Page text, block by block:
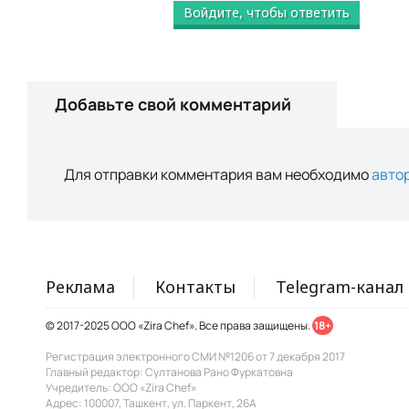
Войдите, чтобы ответить
Добавьте свой комментарий
Для отправки комментария вам необходимо
Реклама Контакты Telegram-канал
© 2017-2025 ООО «Zira Chef». Все права защищены. 18+
Регистрация электронного СМИ №1206 от 7 декабря 2017
Главный редактор: Султанова Рано Фуркатовна
Учредитель: ООО «Zira Chef»
Адрес: 100007, Ташкент, ул. Паркент, 26А